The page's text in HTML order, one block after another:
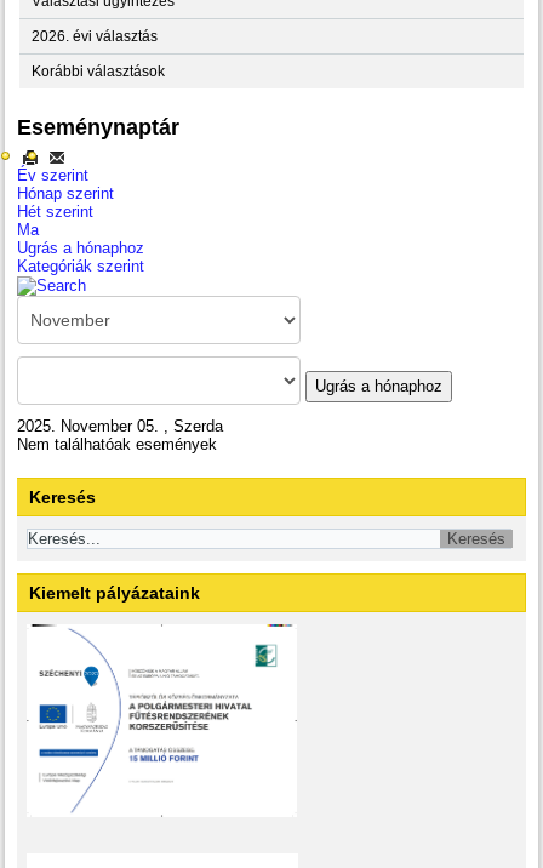
2026. évi választás
Korábbi választások
Eseménynaptár
Év szerint
Hónap szerint
Hét szerint
Ma
Ugrás a hónaphoz
Kategóriák szerint
Ugrás a hónaphoz
2025. November 05. , Szerda
Nem találhatóak események
Keresés
Kiemelt pályázataink